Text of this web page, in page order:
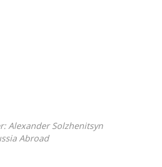
Alexander Solzhenitsyn
Abroad